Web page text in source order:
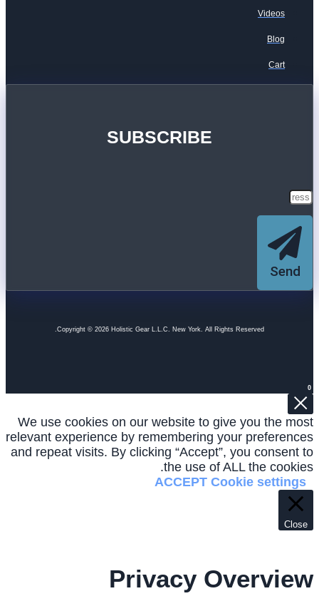
Videos
Blog
Cart
SUBSCRIBE
Send
Copyright © 2026 Holistic Gear L.L.C. New York. All Rights Reserved.
0
We use cookies on our website to give you the most
relevant experience by remembering your preferences
and repeat visits. By clicking “Accept”, you consent to
the use of ALL the cookies.
Cookie settings
ACCEPT
Close
Privacy Overview